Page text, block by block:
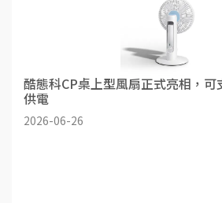
酷態科CP桌上型風扇正式亮相，
供電
2026-06-26